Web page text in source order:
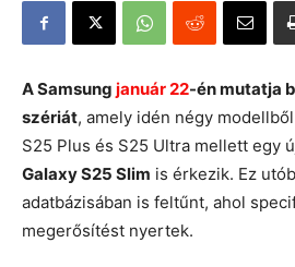
A Samsung január 22-én mutatja
szériát, amely idén négy
S25 Plus és S25 Ultra mellett egy
Galaxy S25 Slim is érkezik. Ez
adatbázisában is feltűnt, ahol
megerősítést nyertek.